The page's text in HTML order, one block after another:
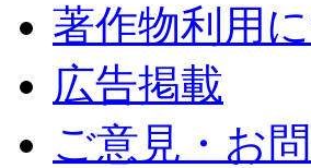
著作物利用
広告掲載
ご意見・お